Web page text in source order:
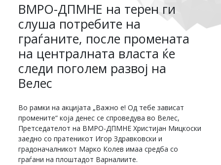
ВМРО-ДПМНЕ на терен ги
слуша потребите на
граѓаните, после промената
на централната власта ќе
следи поголем развој на
Велес
Во рамки на акцијата „Важно е! Од тебе зависат
промените“ која денес се спроведува во Велес,
Претседателот на ВМРО-ДПМНЕ Христијан Мицкоски
заедно со пратеникот Игор Здравковски и
градоначалникот Марко Колев имаа средба со
граѓани на плоштадот Варналиите.